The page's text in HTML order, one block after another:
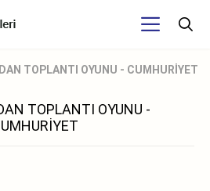
TOPLANTI OYUNU - CUMHURİYET
TOPLANTI OYUNU -